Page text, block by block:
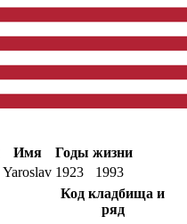
Имя
Годы жизни
Yaroslav 1923
1993
Код кладбища и
ряд